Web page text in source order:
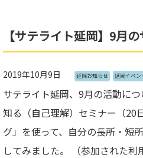
【サテライト延岡】9月
2019年10月9日 延岡お知らせ 延岡イベン
サテライト延岡、9月の活動に
知る（自己理解）セミナー（20
グ」を使って、自分の長所・短
してみました。 （参加された